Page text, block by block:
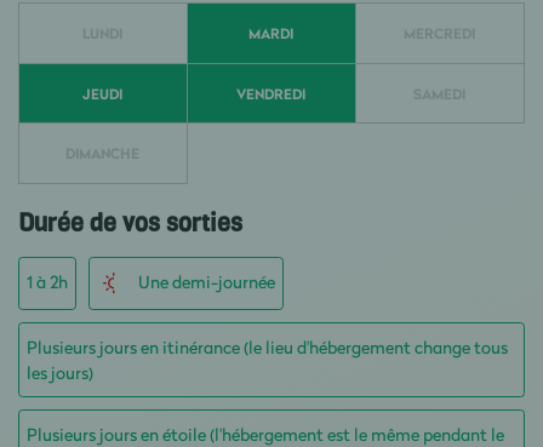
LUNDI MARDI MERCREDI
JEUDI VENDREDI SAMEDI
DIMANCHE
Durée de vos sorties
1 à 2h Une demi-journée
Plusieurs jours en itinérance (le lieu d'hébergement change tous
les jours)
Plusieurs jours en étoile (l'hébergement est le même pendant le